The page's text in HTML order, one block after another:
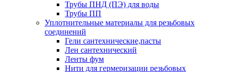
Трубы ПНД (ПЭ) для воды
Трубы ПП
Уплотнительные материалы для резьбовых
соединений
Гели сантехнические,пасты
Лен сантехнический
Ленты фум
Нити для гермеризации резьбовых